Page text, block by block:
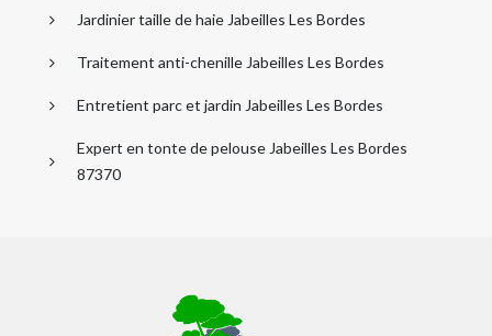
Jardinier taille de haie Jabeilles Les Bordes
Traitement anti-chenille Jabeilles Les Bordes
Entretient parc et jardin Jabeilles Les Bordes
Expert en tonte de pelouse Jabeilles Les Bordes
87370